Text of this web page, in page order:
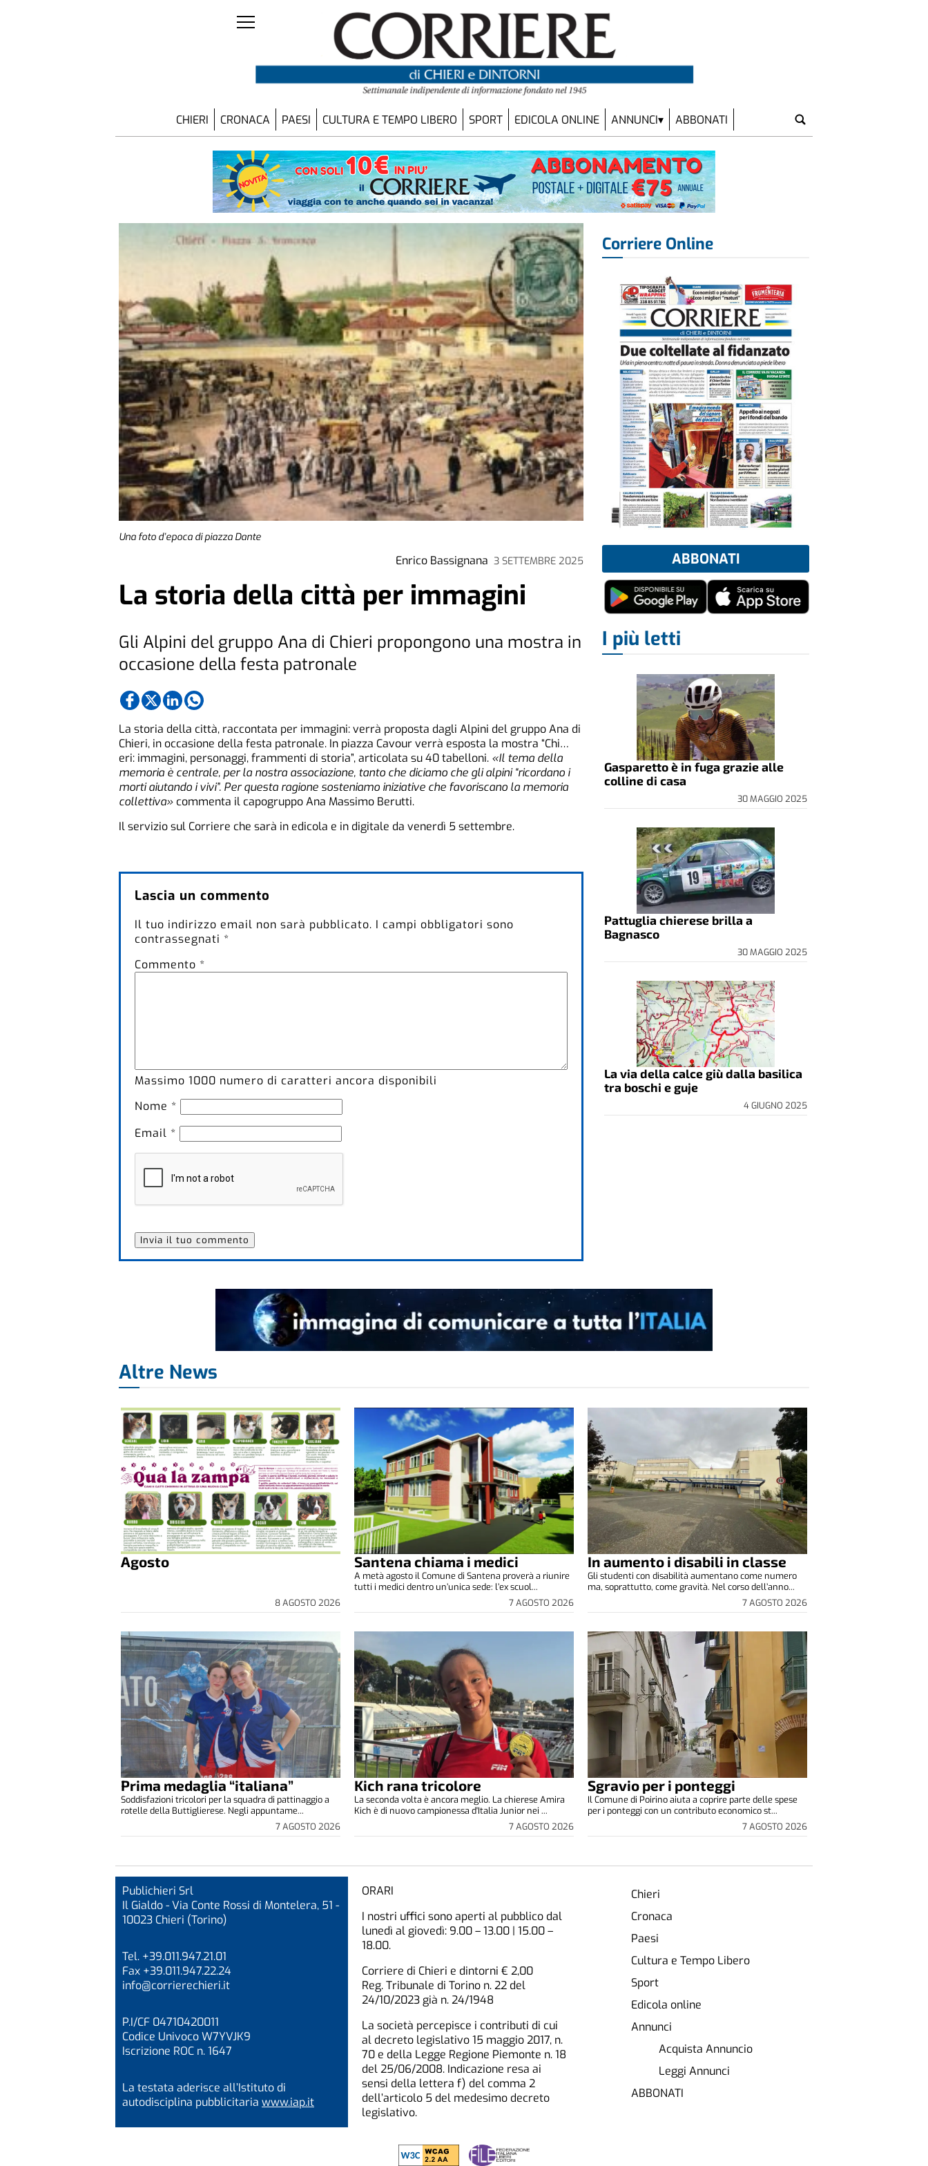
CHIERI CRONACA PAESI CULTURA E TEMPO LIBERO SPORT EDICOLA ONLINE ANNUNCI ABBONATI
Una foto d’epoca di piazza Dante
Enrico Bassignana 3 SETTEMBRE 2025
La storia della città per immagini
Gli Alpini del gruppo Ana di Chieri propongono una mostra in
occasione della festa patronale
La storia della città, raccontata per immagini: verrà proposta dagli Alpini del gruppo Ana di
Chieri, in occasione della festa patronale. In piazza Cavour verrà esposta la mostra “Chi…
eri: immagini, personaggi, frammenti di storia”, articolata su 40 tabelloni. «Il tema della
memoria è centrale, per la nostra associazione, tanto che diciamo che gli alpini “ricordano i
morti aiutando i vivi”. Per questa ragione sosteniamo iniziative che favoriscano la memoria
collettiva» commenta il capogruppo Ana Massimo Berutti.
Il servizio sul Corriere che sarà in edicola e in digitale da venerdì 5 settembre.
Lascia un commento
Il tuo indirizzo email non sarà pubblicato. I campi obbligatori sono
contrassegnati *
Commento *
Massimo 1000 numero di caratteri ancora disponibili
Nome *
Email *
Corriere Online
ABBONATI
I più letti
Gasparetto è in fuga grazie alle
colline di casa
30 MAGGIO 2025
Pattuglia chierese brilla a
Bagnasco
30 MAGGIO 2025
La via della calce giù dalla basilica
tra boschi e guje
4 GIUGNO 2025
Altre News
Agosto
8 AGOSTO 2026
Santena chiama i medici
7 AGOSTO 2026
A metà agosto il Comune di Santena proverà a riunire
tutti i medici dentro un’unica sede: l’ex scuol...
In aumento i disabili in classe
7 AGOSTO 2026
Gli studenti con disabilità aumentano come numero
ma, soprattutto, come gravità. Nel corso dell’anno...
Prima medaglia “italiana”
7 AGOSTO 2026
Soddisfazioni tricolori per la squadra di pattinaggio a
rotelle della Buttiglierese. Negli appuntame...
Kich rana tricolore
7 AGOSTO 2026
La seconda volta è ancora meglio. La chierese Amira
Kich è di nuovo campionessa d'Italia Junior nei ...
Sgravio per i ponteggi
7 AGOSTO 2026
Il Comune di Poirino aiuta a coprire parte delle spese
per i ponteggi con un contributo economico st...
Publichieri Srl
Il Gialdo - Via Conte Rossi di Montelera, 51 -
10023 Chieri (Torino)
Tel. +39.011.947.21.01
Fax +39.011.947.22.24
info@corrierechieri.it
P.I/CF 04710420011
Codice Univoco W7YVJK9
Iscrizione ROC n. 1647
La testata aderisce all’Istituto di
autodisciplina pubblicitaria www.iap.it
ORARI
I nostri uffici sono aperti al pubblico dal
lunedì al giovedì: 9.00 – 13.00 | 15.00 –
18.00.
Corriere di Chieri e dintorni € 2,00
Reg. Tribunale di Torino n. 22 del
24/10/2023 già n. 24/1948
La società percepisce i contributi di cui
al decreto legislativo 15 maggio 2017, n.
70 e della Legge Regione Piemonte n. 18
del 25/06/2008. Indicazione resa ai
sensi della lettera f) del comma 2
dell’articolo 5 del medesimo decreto
legislativo.
Chieri
Cronaca
Paesi
Cultura e Tempo Libero
Sport
Edicola online
Annunci
Acquista Annuncio
Leggi Annunci
ABBONATI